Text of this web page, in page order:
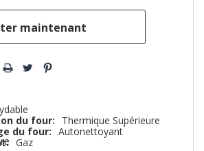
du four:
Thermique Supérieure
du four: Autonettoyant
Gaz